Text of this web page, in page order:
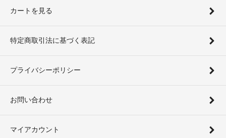
カートを見る
特定商取引法に基づく表記
プライバシーポリシー
お問い合わせ
マイアカウント